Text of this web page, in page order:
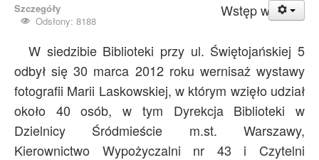
Wstęp wolny
Szczegóły
Odsłony: 8188
W siedzibie Biblioteki przy ul. Świętojańskiej 5
odbył się 30 marca 2012 roku wernisaż wystawy
fotografii Marii Laskowskiej, w którym wzięło udział
około 40 osób, w tym Dyrekcja Biblioteki w
Dzielnicy Śródmieście m.st. Warszawy,
Kierownictwo Wypożyczalni nr 43 i Czytelni